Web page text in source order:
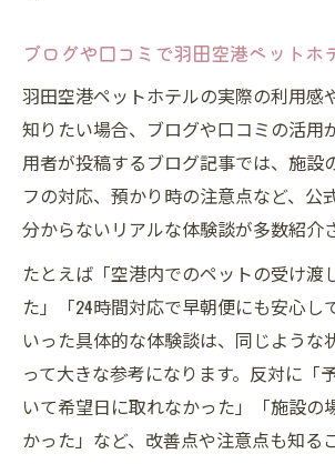
ブログや口コミで羽田空港ペットホ
羽田空港ペットホテルの実際の利用感
知りたい場合、ブログや口コミの活用
用者が投稿するブログ記事では、施設
フの対応、預かり時の注意点など、公
分からないリアルな体験談が多数紹介
たとえば「空港内でのペットの受け渡
た」「24時間対応で早朝便にも安心し
いった具体的な体験談は、同じような
って大きな参考になります。反対に「
いて希望日に取れなかった」「施設の
かった」など、改善点や注意点も知る